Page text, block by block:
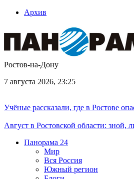
Архив
Ростов-на-Дону
7 августа 2026, 23:25
Учёные рассказали, где в Ростове
Август в Ростовской области: зной,
Панорама 24
Мир
Вся Россия
Южный регион